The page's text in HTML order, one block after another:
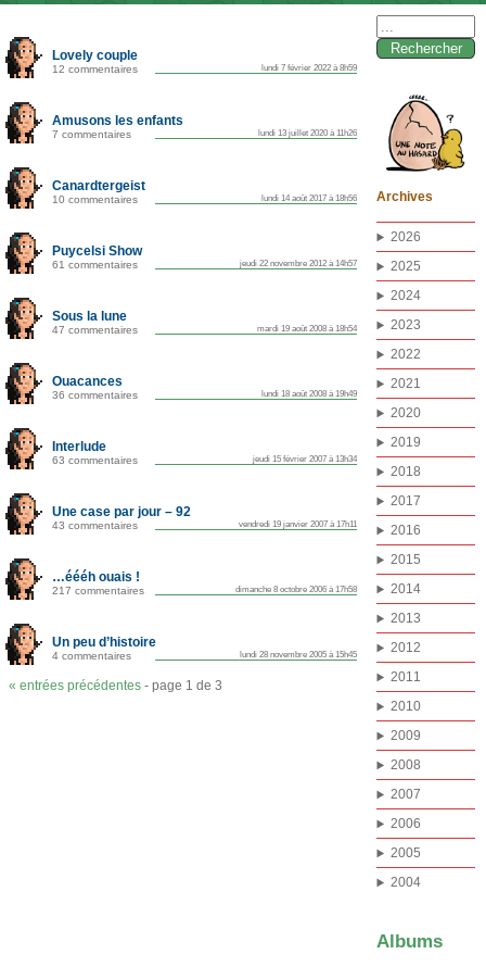
Lovely couple
12 commentaires lundi 7 février 2022 à 8h59
Amusons les enfants
7 commentaires lundi 13 juillet 2020 à 11h26
Canardtergeist
10 commentaires lundi 14 août 2017 à 18h56
Puycelsi Show
61 commentaires jeudi 22 novembre 2012 à 14h57
Sous la lune
47 commentaires mardi 19 août 2008 à 18h54
Ouacances
36 commentaires lundi 18 août 2008 à 19h49
Interlude
63 commentaires jeudi 15 février 2007 à 13h34
Une case par jour – 92
43 commentaires vendredi 19 janvier 2007 à 17h11
…éééh ouais !
217 commentaires dimanche 8 octobre 2006 à 17h58
Un peu d’histoire
4 commentaires lundi 28 novembre 2005 à 15h45
« entrées précédentes - page 1 de 3
Archives
2026
2025
2024
2023
2022
2021
2020
2019
2018
2017
2016
2015
2014
2013
2012
2011
2010
2009
2008
2007
2006
2005
2004
Albums